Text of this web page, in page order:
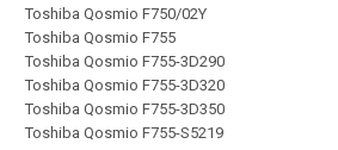
Toshiba Qosmio F750/02Y
Toshiba Qosmio F755
Toshiba Qosmio F755-3D290
Toshiba Qosmio F755-3D320
Toshiba Qosmio F755-3D350
Toshiba Qosmio F755-S5219